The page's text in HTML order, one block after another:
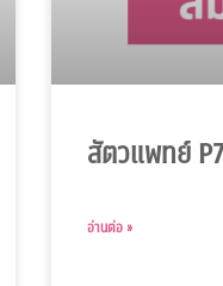
สัตวแพทย์
อ่านต่อ »